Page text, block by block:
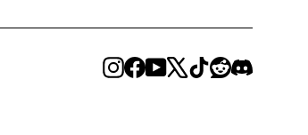
Instagram
Facebook
YouTube
X TikTokRedditDiscord